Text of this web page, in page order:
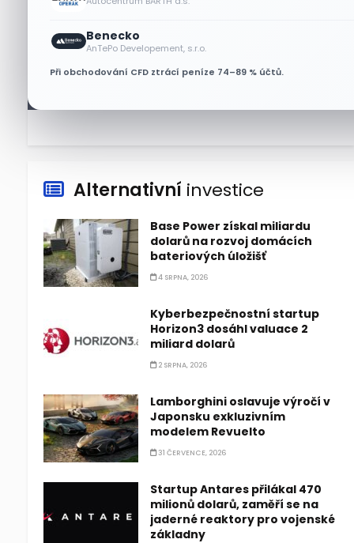
Benecko
AnTePo Developement, s.r.o.
Při obchodování CFD ztrácí peníze 74–89 % účtů.
Micron posílil o 7,6 % a zvýšil
podíl na trhu DRAM
Alternativní investice
Base Power získal miliardu
dolarů na rozvoj domácích
bateriových úložišť
4 SRPNA, 2026
Kyberbezpečnostní startup
Horizon3 dosáhl valuace 2
miliard dolarů
2 SRPNA, 2026
Lamborghini oslavuje výročí v
Japonsku exkluzivním
modelem Revuelto
31 ČERVENCE, 2026
Startup Antares přilákal 470
milionů dolarů, zaměří se na
jaderné reaktory pro vojenské
základny